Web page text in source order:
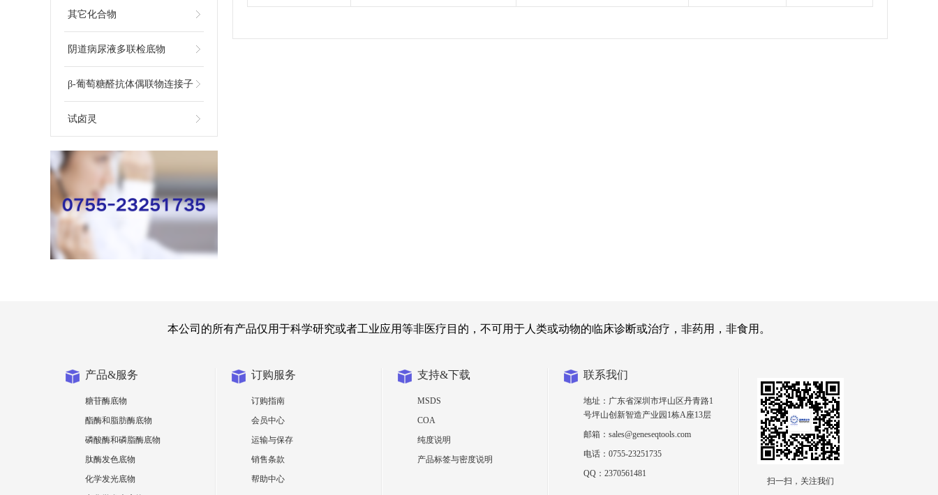
其它化合物
阴道病尿液多联检底物
β-葡萄糖醛抗体偶联物连接子
试卤灵
本公司的所有产品仅用于科学研究或者工业应用等非医疗目的，不可用于人类或动物的临床诊断或治疗，非药用，非食用。
产品&服务
糖苷酶底物
酯酶和脂肪酶底物
磷酸酶和磷脂酶底物
肽酶发色底物
化学发光底物
订购服务
订购指南
会员中心
运输与保存
销售条款
帮助中心
支持&下载
MSDS
COA
纯度说明
产品标签与密度说明
联系我们
地址：广东省深圳市坪山区丹青路1
号坪山创新智造产业园1栋A座13层
邮箱：sales@geneseqtools.com
电话：0755-23251735
QQ：2370561481
扫一扫，关注我们